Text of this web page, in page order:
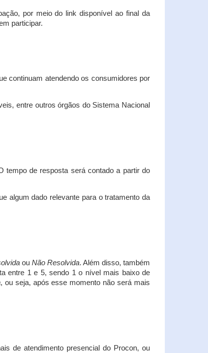
por meio do link disponível ao final da
participar.
continuam atendendo os consumidores por
entre outros órgãos do Sistema Nacional
tempo de resposta será contado a partir do
algum dado relevante para o tratamento da
ou Não Resolvida. Além disso, também
entre 1 e 5, sendo 1 o nível mais baixo de
, ou seja, após esse momento não será mais
de atendimento presencial do Procon, ou